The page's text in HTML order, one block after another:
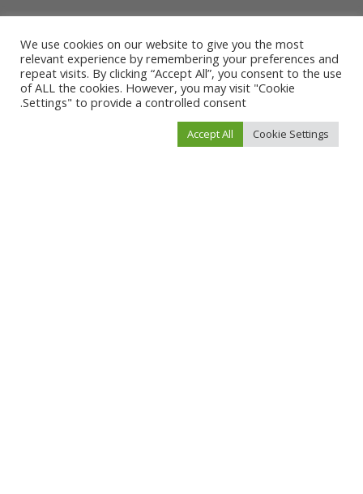
We use cookies on our website to give you the most
relevant experience by remembering your preferences and
repeat visits. By clicking “Accept All”, you consent to the use
of ALL the cookies. However, you may visit "Cookie
Settings" to provide a controlled consent.
Cookie Settings
Accept All